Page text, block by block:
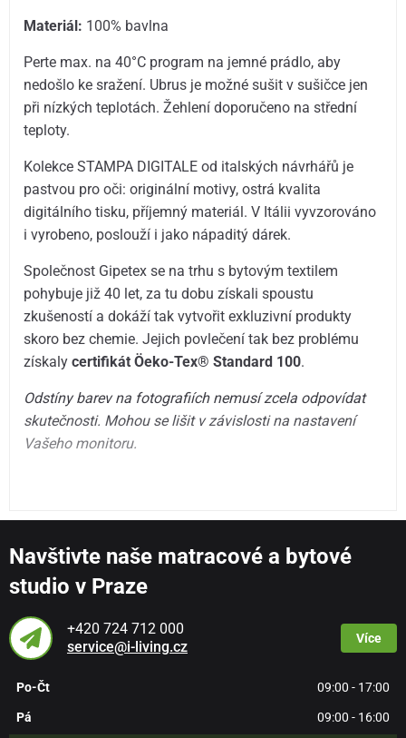
Materiál: 100% bavlna
Perte max. na 40°C program na jemné prádlo, aby
nedošlo ke sražení. Ubrus je možné sušit v sušičce jen
při nízkých teplotách. Žehlení doporučeno na střední
teploty.
Kolekce STAMPA DIGITALE od italských návrhářů je
pastvou pro oči: originální motivy, ostrá kvalita
digitálního tisku, příjemný materiál. V Itálii vyvzorováno
i vyrobeno, poslouží i jako nápaditý dárek.
Společnost Gipetex se na trhu s bytovým textilem
pohybuje již 40 let, za tu dobu získali spoustu
zkušeností a dokáží tak vytvořit exkluzivní produkty
skoro bez chemie. Jejich povlečení tak bez problému
získalycertifikát Öeko-Tex® Standard 100.
Odstíny barev na fotografiích nemusí zcela odpovídat
skutečnosti. Mohou se lišit v závislosti na nastavení
Vašeho monitoru.
Navštivte naše matracové a bytové
studio v Praze
+420 724 712 000
service@i-living.cz
Více
Po-Čt 09:00 - 17:00
Pá 09:00 - 16:00